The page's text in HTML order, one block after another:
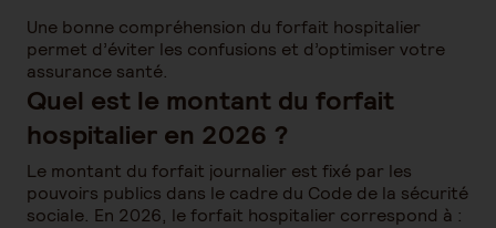
Une bonne compréhension du forfait hospitalier
permet d’éviter les confusions et d’optimiser votre
assurance santé.
Quel est le montant du forfait
hospitalier en 2026 ?
Le montant du forfait journalier est fixé par les
pouvoirs publics dans le cadre du Code de la sécurité
sociale. En 2026, le forfait hospitalier correspond à :